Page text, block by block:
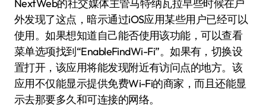
NextWeb的社交媒体主管马特·纳瓦拉早些时候在户
外发现了这点，暗示通过iOS应用某些用户已经可以
使用。如果想知道自己能否使用该功能，可以查看
菜单选项找到“EnableFindWi-Fi”。如果有，切换设
置打开，该应用将能发现附近有访问点的地方。该
应用不仅能显示提供免费Wi-Fi的商家，而且还能显
示去那要多久和可连接的网络。